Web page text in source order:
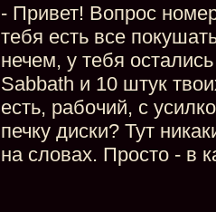
- Привет! Вопрос
тебя есть все
нечем, у тебя
Sabbath и 10 штук
есть, рабочий, с
печку диски? Тут
на словах. Просто - в